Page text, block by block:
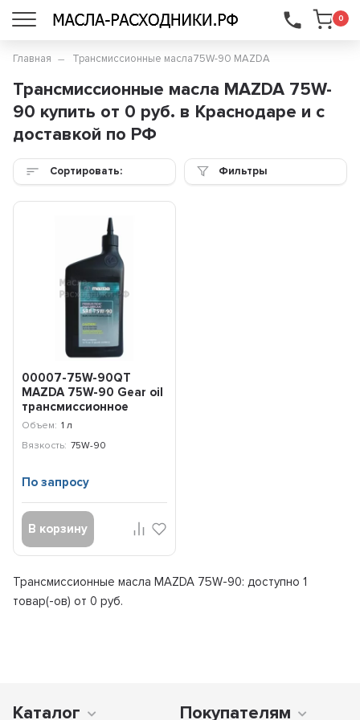
0
...
Главная Трансмиссионные масла75W-90 MAZDA
Трансмиссионные масла MAZDA 75W-
90 купить от 0 руб. в Краснодаре и с
доставкой по РФ
Сортировать: Фильтры
00007-75W-90QT
MAZDA 75W-90 Gear oil
трансмиссионное
масло (0,946л)
Объем: 1 л
Вязкость: 75W-90
По запросу
В корзину
Трансмиссионные масла MAZDA 75W-90: доступно1
товар(-ов) от 0 руб.
Каталог Покупателям